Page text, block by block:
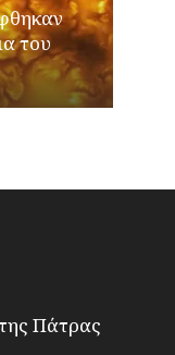
του
Πάτρας